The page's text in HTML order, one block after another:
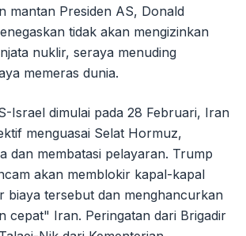
mantan Presiden AS, Donald
tidak akan mengizinkan
nuklir, seraya menuding
memeras dunia.
Israel dimulai pada 28 Februari, Iran
menguasai Selat Hormuz,
dan membatasi pelayaran. Trump
akan memblokir kapal-kapal
biaya tersebut dan menghancurkan
cepat" Iran. Peringatan dari Brigadir